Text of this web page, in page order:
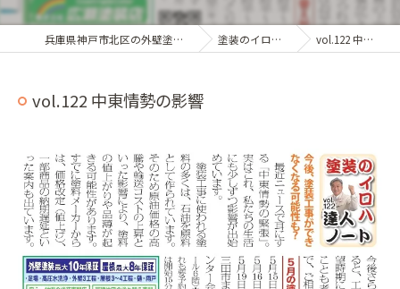
兵庫県神戸市北区の外壁塗装は株式会社広瀬塗装店 塗装のイロハ 達人ノート vol.122 中東情勢の影響
vol.122 中東情勢の影響